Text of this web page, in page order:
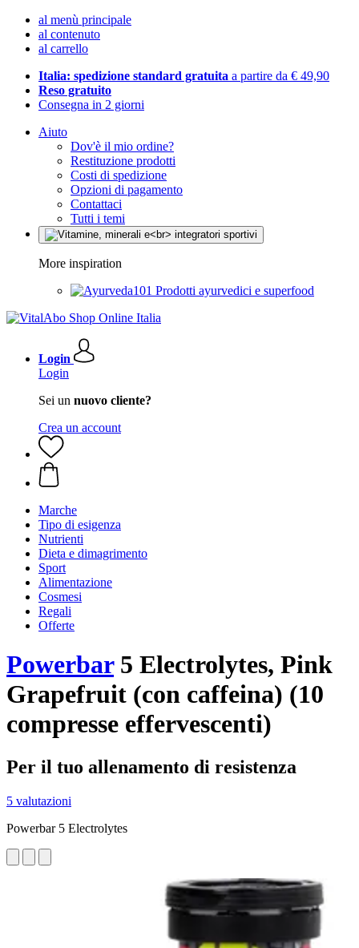
al menù principale
al contenuto
al carrello
Italia: spedizione standard gratuita a partire da € 49,90
Reso gratuito
Consegna in 2 giorni
Aiuto
Dov'è il mio ordine?
Restituzione prodotti
Costi di spedizione
Opzioni di pagamento
Contattaci
Tutti i temi
More inspiration
Prodotti ayurvedici e superfood
Login
Login
Sei un nuovo cliente?
Crea un account
Marche
Tipo di esigenza
Nutrienti
Dieta e dimagrimento
Sport
Alimentazione
Cosmesi
Regali
Offerte
Powerbar5 Electrolytes, Pink
Grapefruit (con caffeina) (10
compresse effervescenti)
Per il tuo allenamento di resistenza
5 valutazioni
Powerbar 5 Electrolytes